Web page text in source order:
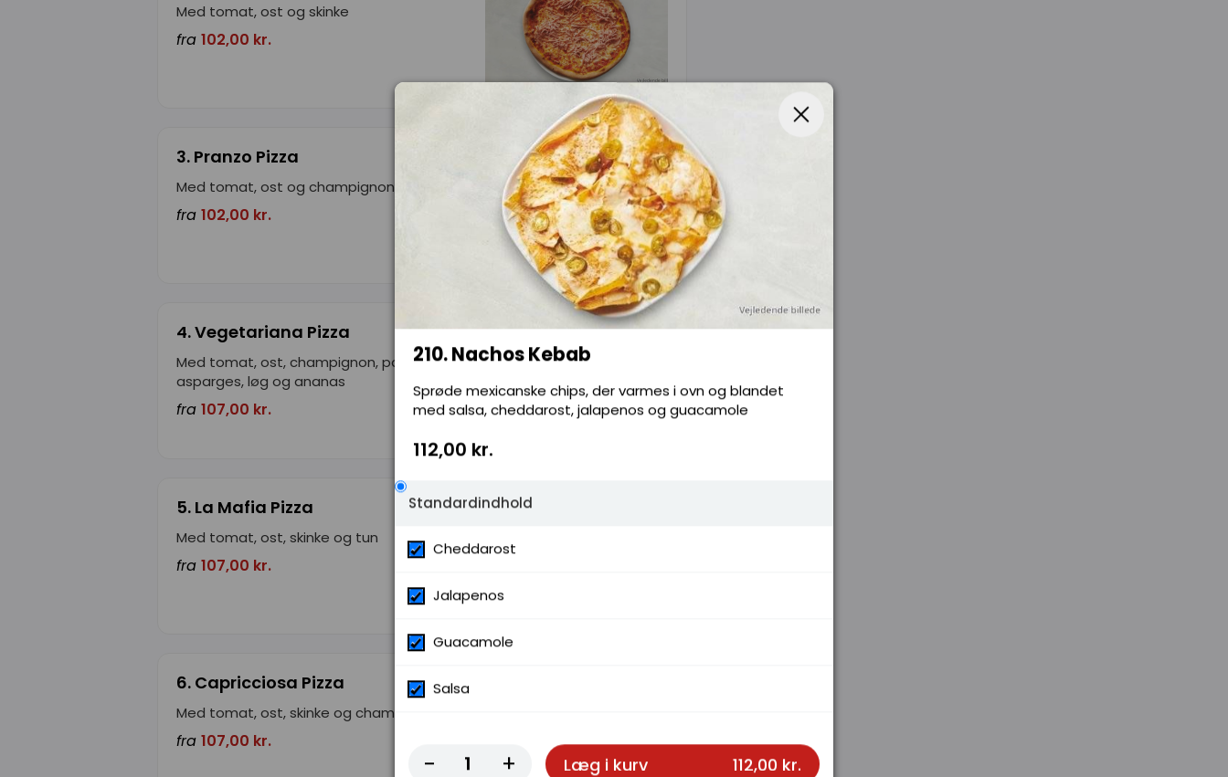
Med tomat, ost og skinke
fra 102,00 kr.
3. Pranzo Pizza
Med tomat, ost og champignon
fra 102,00 kr.
4. Vegetariana Pizza
Med tomat, ost, champignon, paprika,
asparges, løg og ananas
fra 107,00 kr.
5. La Mafia Pizza
Med tomat, ost, skinke og tun
fra 107,00 kr.
6. Capricciosa Pizza
Med tomat, ost, skinke og champignon
fra 107,00 kr.
210. Nachos Kebab
Sprøde mexicanske chips, der varmes i ovn og blandet
med salsa, cheddarost, jalapenos og guacamole
112,00 kr.
Standardindhold
Cheddarost
Jalapenos
Guacamole
Salsa
- + Læg i kurv 112,00 kr.